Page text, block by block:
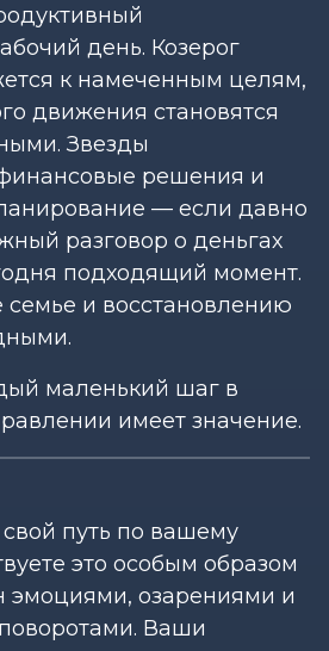
день. Козерог
к намеченным целям,
движения становятся
Звезды
решения и
— если давно
разговор о деньгах
подходящий момент.
семье и восстановлению
маленький шаг в
имеет значение.
путь по вашему
это особым образом
озарениями и
Ваши